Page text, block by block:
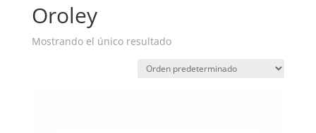
Oroley
Mostrando el único resultado